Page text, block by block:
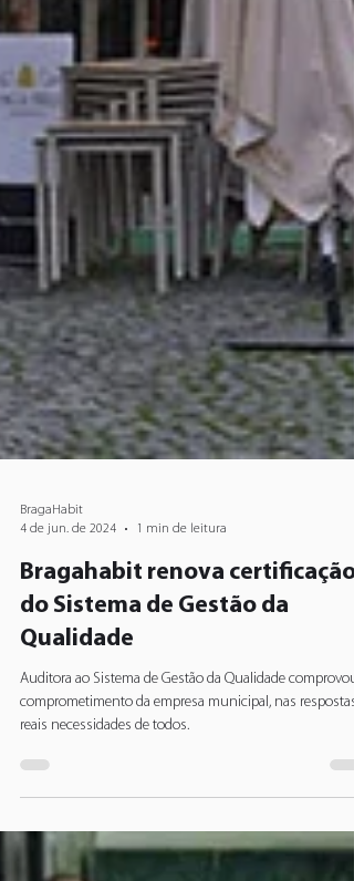
4 de jun. de 2024
1 min de leitura
Bragahabit renova certificação
do Sistema de Gestão da
Qualidade
Auditora ao Sistema de Gestão da Qualidade comprovou